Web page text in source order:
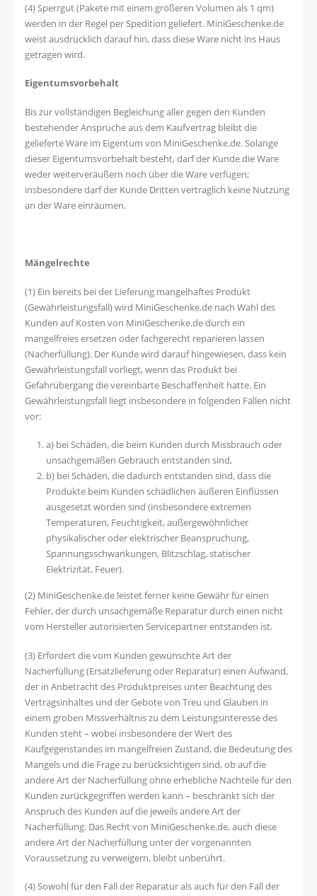
(4) Sperrgut (Pakete mit einem größeren Volumen als 1 qm)
werden in der Regel per Spedition geliefert. MiniGeschenke.de
weist ausdrücklich darauf hin, dass diese Ware nicht ins Haus
getragen wird.
Eigentumsvorbehalt
Bis zur vollständigen Begleichung aller gegen den Kunden
bestehender Ansprüche aus dem Kaufvertrag bleibt die
gelieferte Ware im Eigentum von MiniGeschenke.de. Solange
dieser Eigentumsvorbehalt besteht, darf der Kunde die Ware
weder weiterveräußern noch über die Ware verfügen;
insbesondere darf der Kunde Dritten vertraglich keine Nutzung
an der Ware einräumen.
Mängelrechte
(1) Ein bereits bei der Lieferung mangelhaftes Produkt
(Gewährleistungsfall) wird MiniGeschenke.de nach Wahl des
Kunden auf Kosten von MiniGeschenke.de durch ein
mangelfreies ersetzen oder fachgerecht reparieren lassen
(Nacherfüllung). Der Kunde wird darauf hingewiesen, dass kein
Gewährleistungsfall vorliegt, wenn das Produkt bei
Gefahrübergang die vereinbarte Beschaffenheit hatte. Ein
Gewährleistungsfall liegt insbesondere in folgenden Fällen nicht
vor:
a) bei Schäden, die beim Kunden durch Missbrauch oder
unsachgemäßen Gebrauch entstanden sind,
b) bei Schäden, die dadurch entstanden sind, dass die
Produkte beim Kunden schädlichen äußeren Einflüssen
ausgesetzt worden sind (insbesondere extremen
Temperaturen, Feuchtigkeit, außergewöhnlicher
physikalischer oder elektrischer Beanspruchung,
Spannungsschwankungen, Blitzschlag, statischer
Elektrizität, Feuer).
(2) MiniGeschenke.de leistet ferner keine Gewähr für einen
Fehler, der durch unsachgemäße Reparatur durch einen nicht
vom Hersteller autorisierten Servicepartner entstanden ist.
(3) Erfordert die vom Kunden gewünschte Art der
Nacherfüllung (Ersatzlieferung oder Reparatur) einen Aufwand,
der in Anbetracht des Produktpreises unter Beachtung des
Vertragsinhaltes und der Gebote von Treu und Glauben in
einem groben Missverhältnis zu dem Leistungsinteresse des
Kunden steht – wobei insbesondere der Wert des
Kaufgegenstandes im mangelfreien Zustand, die Bedeutung des
Mangels und die Frage zu berücksichtigen sind, ob auf die
andere Art der Nacherfüllung ohne erhebliche Nachteile für den
Kunden zurückgegriffen werden kann – beschränkt sich der
Anspruch des Kunden auf die jeweils andere Art der
Nacherfüllung. Das Recht von MiniGeschenke.de, auch diese
andere Art der Nacherfüllung unter der vorgenannten
Voraussetzung zu verweigern, bleibt unberührt.
(4) Sowohl für den Fall der Reparatur als auch für den Fall der